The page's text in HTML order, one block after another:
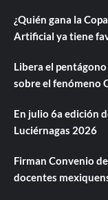
¿Quién gana la
Artificial ya tiene
Libera el
sobre el fenómeno
En julio 6a edición
Luciérnagas 2026
Firman Convenio
docentes